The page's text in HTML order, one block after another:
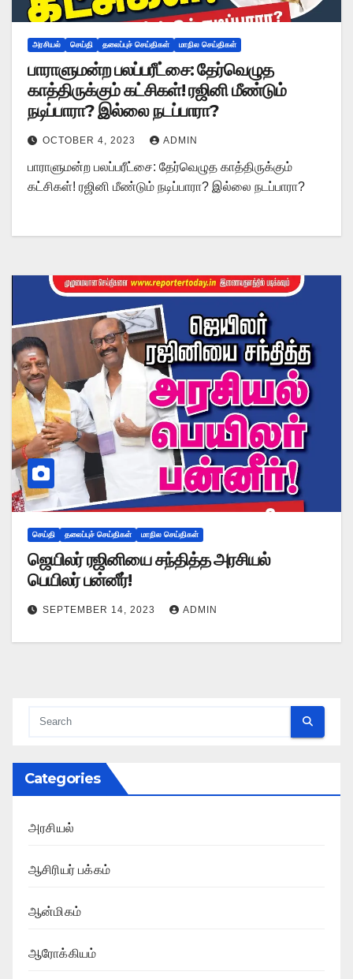
அரசியல் செய்தி தலைப்புச் செய்திகள் மாநில செய்திகள்
பாராளுமன்ற பலப்பரீட்சை: தேர்வெழுத
காத்திருக்கும் கட்சிகள்! ரஜினி மீண்டும்
நடிப்பாரா? இல்லை நடப்பாரா?
OCTOBER 4, 2023 ADMIN
பாராளுமன்ற பலப்பரீட்சை: தேர்வெழுத காத்திருக்கும்
கட்சிகள்! ரஜினி மீண்டும் நடிப்பாரா? இல்லை நடப்பாரா?
செய்தி தலைப்புச் செய்திகள் மாநில செய்திகள்
ஜெயிலர் ரஜினியை சந்தித்த அரசியல்
பெயிலர் பன்னீர்!
SEPTEMBER 14, 2023 ADMIN
Categories
அரசியல்
ஆசிரியர் பக்கம்
ஆன்மிகம்
ஆரோக்கியம்